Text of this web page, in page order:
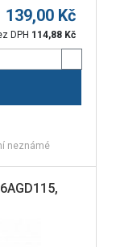
139,00 Kč
DPH 114,88 Kč
neznámé